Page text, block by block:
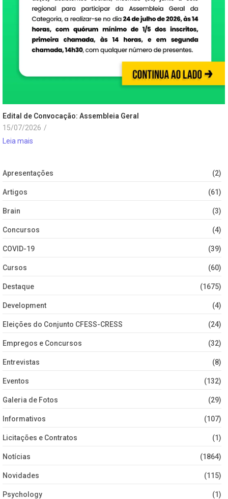
Edital de Convocação: Assembleia Geral
15/07/2026 /
Leia mais
Apresentações (2)
Artigos (61)
Brain (3)
Concursos (4)
COVID-19 (39)
Cursos (60)
Destaque (1675)
Development (4)
Eleições do Conjunto CFESS-CRESS (24)
Empregos e Concursos (32)
Entrevistas (8)
Eventos (132)
Galeria de Fotos (29)
Informativos (107)
Licitações e Contratos (1)
Notícias (1864)
Novidades (115)
Psychology (1)